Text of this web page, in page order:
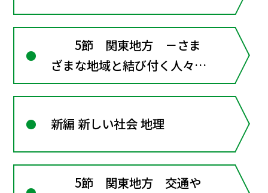
5節 関東地方 －さま
ざまな地域と結び付く人々の
暮らし－
新編 新しい社会 地理
5節 関東地方 交通や